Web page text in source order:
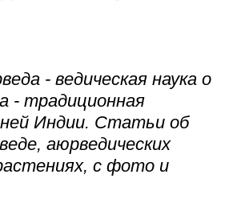
- ведическая наука о
- традиционная
Индии. Статьи об
аюрведических
с фото и